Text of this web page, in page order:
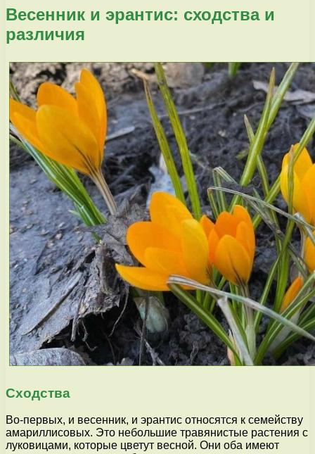
Весенник и эрантис: сходства и
различия
Сходства
Во-первых, и весенник, и эрантис относятся к семейству
амариллисовых. Это небольшие травянистые растения с
луковицами, которые цветут весной. Они оба имеют